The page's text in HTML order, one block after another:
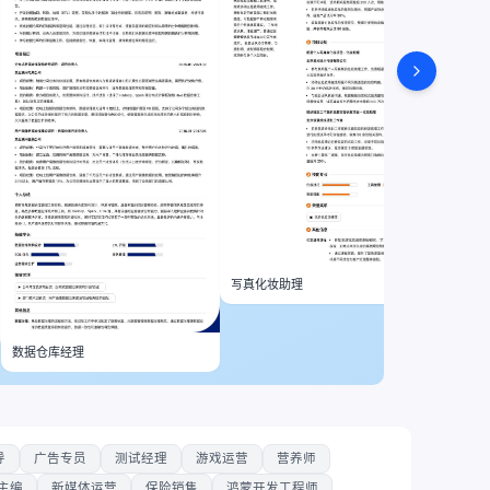
数据仓库经理
写真化妆助理
广告专员 测试经理 游戏运营
营养师